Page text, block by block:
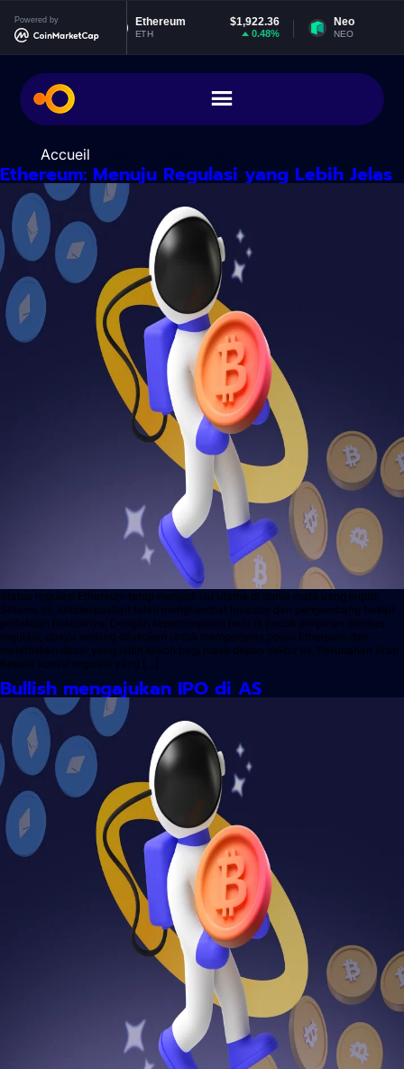
Powered by
0%
Ethereum $1,922.36
0.48%
Neo
NEO
Accueil
Ethereum: Menuju Regulasi yang Lebih Jelas
Status regulasi Ethereum tetap menjadi isu utama di dunia mata uang kripto.
Selama ini, ketidakpastian telah menghambat investor dan pengembang terkait
perlakuan hukumnya. Dengan kepemimpinan baru di pucuk pimpinan otoritas
regulasi, upaya sedang dilakukan untuk memperjelas posisi Ethereum dan
meletakkan dasar yang lebih kokoh bagi masa depan sektor ini. Perubahan Arah
Kepala komisi regulasi yang […]
Bullish mengajukan IPO di AS